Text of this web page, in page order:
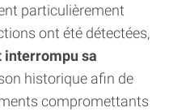
particulièrement
ont été détectées,
interrompu sa
historique afin de
compromettants